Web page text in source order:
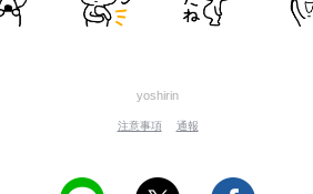
yoshirin
注意事項 通報